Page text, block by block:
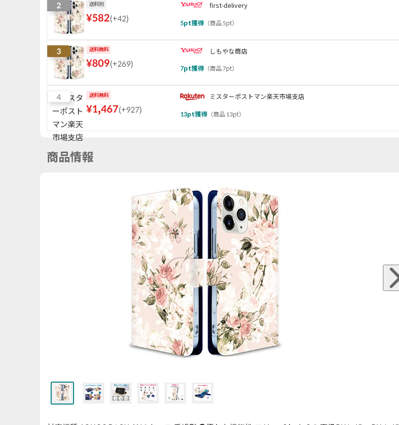
2 送料別
¥582(+42)
first-delivery
5pt獲得 （商品 5pt）
3 送料無料
¥809(+269)
しもやな商店
7pt獲得 （商品 7pt）
4 送料無料
¥1,467(+927)
ミスターポストマン楽天市場支店
13pt獲得 （商品 13pt）
商品情報